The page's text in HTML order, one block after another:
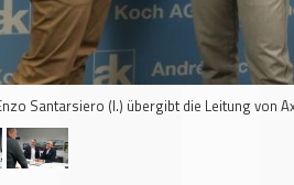
Santarsiero (l.) übergibt die Leitung von